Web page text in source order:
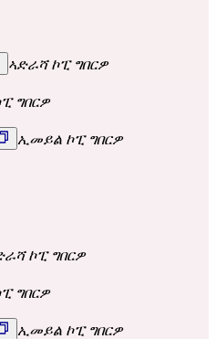
ኣድራሻ ኮፒ ግበርዎ
ግበርዎ
ኢመይል ኮፒ ግበርዎ
ኮፒ ግበርዎ
ግበርዎ
ኢመይል ኮፒ ግበርዎ